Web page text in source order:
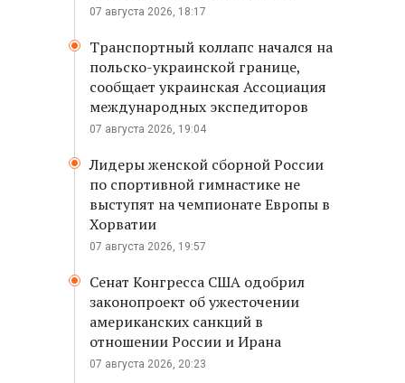
07 августа 2026, 18:17
Транспортный коллапс начался на
польско-украинской границе,
сообщает украинская Ассоциация
международных экспедиторов
07 августа 2026, 19:04
Лидеры женской сборной России
по спортивной гимнастике не
выступят на чемпионате Европы в
Хорватии
07 августа 2026, 19:57
Сенат Конгресса США одобрил
законопроект об ужесточении
американских санкций в
отношении России и Ирана
07 августа 2026, 20:23